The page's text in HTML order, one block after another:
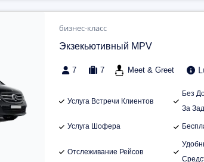
бизнес-класс
Экзекьютивный MPV
7 7 Meet & Greet
Услуга Встречи Клиентов
Без
За
Услуга Шофера
Отслеживание Рейсов